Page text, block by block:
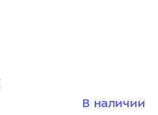
В наличии